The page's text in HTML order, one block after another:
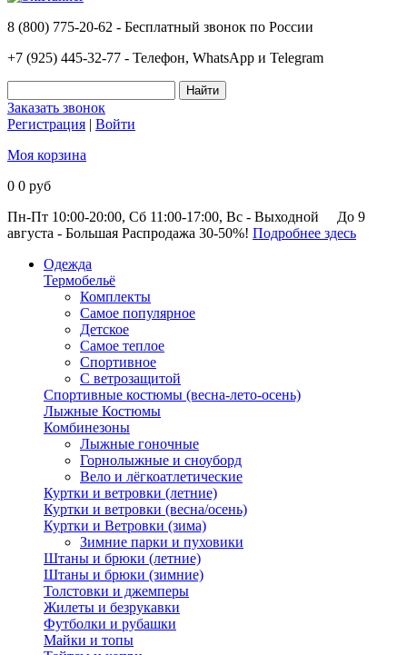
8 (800) 775-20-62 - Бесплатный звонок по России
+7 (925) 445-32-77 - Телефон, WhatsApp и Telegram
Заказать звонок
Регистрация | Войти
Моя корзина
0 0 руб
Пн-Пт 10:00-20:00, Сб 11:00-17:00, Вс - Выходной
До 9
августа - Большая Распродажа 30-50%! Подробнее здесь
Одежда
Термобельё
Комплекты
Самое популярное
Детское
Самое теплое
Спортивное
С ветрозащитой
Спортивные костюмы (весна-лето-осень)
Лыжные Костюмы
Комбинезоны
Лыжные гоночные
Горнолыжные и сноуборд
Вело и лёгкоатлетические
Куртки и ветровки (летние)
Куртки и ветровки (весна/осень)
Куртки и Ветровки (зима)
Зимние парки и пуховики
Штаны и брюки (летние)
Штаны и брюки (зимние)
Толстовки и джемперы
Жилеты и безрукавки
Футболки и рубашки
Майки и топы